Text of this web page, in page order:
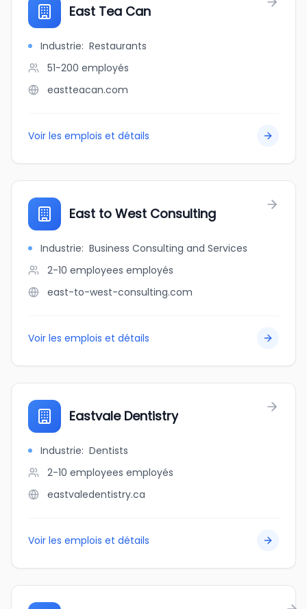
East Tea Can
Industrie: Restaurants
51-200 employés
eastteacan.com
Voir les emplois et détails
East to West Consulting
Industrie: Business Consulting and Services
2-10 employees employés
east-to-west-consulting.com
Voir les emplois et détails
Eastvale Dentistry
Industrie: Dentists
2-10 employees employés
eastvaledentistry.ca
Voir les emplois et détails